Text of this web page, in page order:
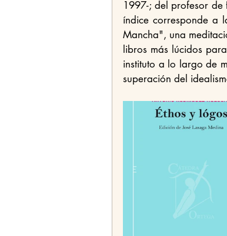
1997-; del profesor
índice corresponde a
Mancha", una
libros más lúcidos
instituto a lo largo de
superación del